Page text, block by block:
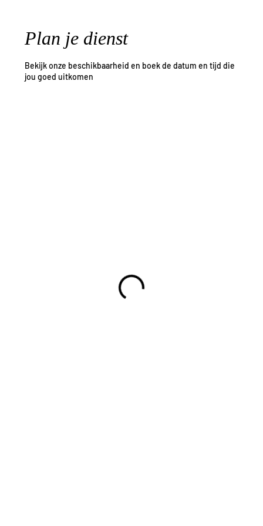
Plan je dienst
Bekijk onze beschikbaarheid en boek de datum en tijd die
jou goed uitkomen